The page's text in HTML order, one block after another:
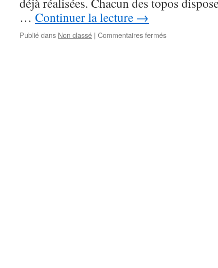
… Continuer la lecture →
Publié dans Non classé | Commentaires ferméssur